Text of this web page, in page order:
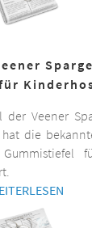
Veener
die